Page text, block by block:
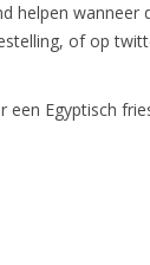
helpen wanneer
of op
Egyptisch